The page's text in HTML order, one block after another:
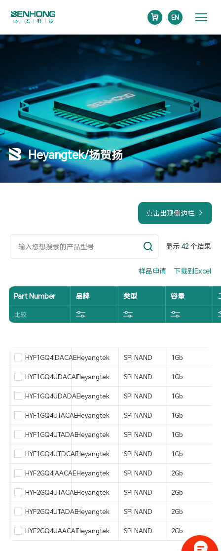
EN
Heyangtek/扬贺扬
点击出现侧边栏
显示 42 个结果
样品申请 下载到Excel
Part Number 品牌 类型 容量
比较
HYF1GQ4IDACAEHeyangtek SPI NAND 1Gb
HYF1GQ4UDACAEHeyangtek SPI NAND 1Gb
HYF1GQ4UDADAEHeyangtek SPI NAND 1Gb
HYF1GQ4UTACAEHeyangtek SPI NAND 1Gb
HYF1GQ4UTADAEHeyangtek SPI NAND 1Gb
HYF1GQ4UTDCAEHeyangtek SPI NAND 1Gb
HYF2GQ4IAACAEHeyangtek SPI NAND 2Gb
HYF2GQ4UTACAEHeyangtek SPI NAND 2Gb
HYF2GQ4UTADAEHeyangtek SPI NAND 2Gb
HYF2GQ4UAACAEHeyangtek SPI NAND 2Gb